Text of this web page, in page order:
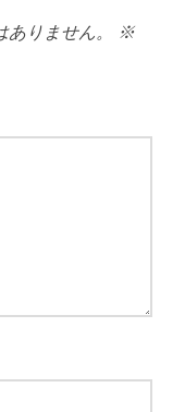
りません。
※